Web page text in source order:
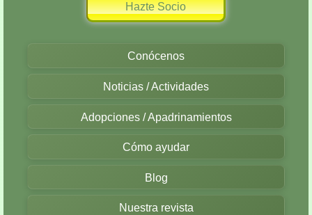
Hazte Socio
Conócenos
Noticias / Actividades
Adopciones / Apadrinamientos
Cómo ayudar
Blog
Nuestra revista